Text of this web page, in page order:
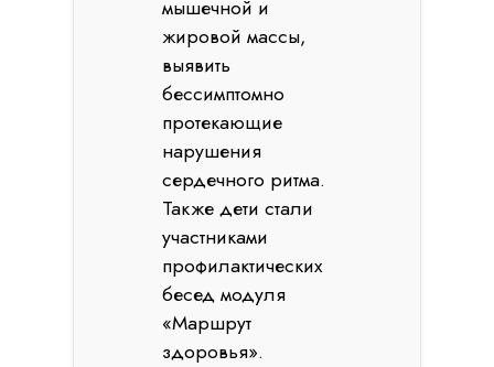
мышечной и
жировой массы,
выявить
бессимптомно
протекающие
нарушения
сердечного ритма.
Также дети стали
участниками
профилактических
бесед модуля
«Маршрут
здоровья».